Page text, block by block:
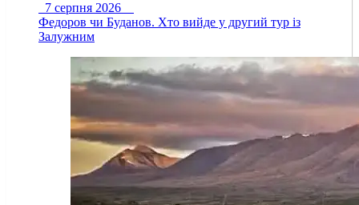
7 серпня 2026
Федоров чи Буданов. Хто вийде у другий тур із
Залужним